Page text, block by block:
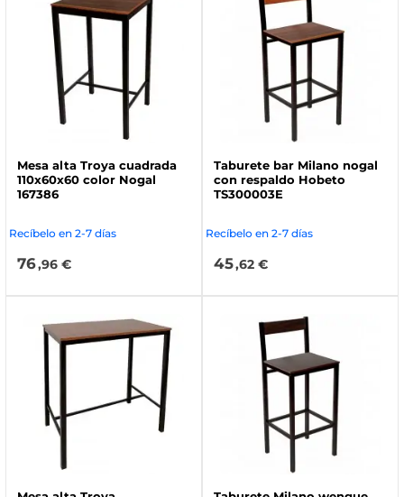
Mesa alta Troya cuadrada
110x60x60 color Nogal
167386
Recíbelo en 2-7 días
76,96 €
Taburete bar Milano nogal
con respaldo Hobeto
TS300003E
Recíbelo en 2-7 días
45,62 €